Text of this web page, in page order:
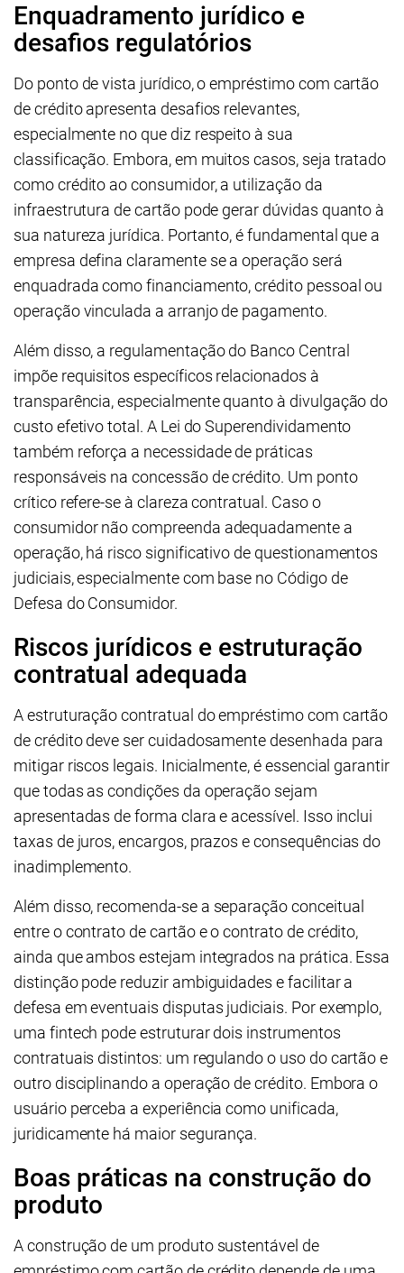
Enquadramento jurídico e
desafios regulatórios
Do ponto de vista jurídico, o empréstimo com cartão
de crédito apresenta desafios relevantes,
especialmente no que diz respeito à sua
classificação. Embora, em muitos casos, seja tratado
como crédito ao consumidor, a utilização da
infraestrutura de cartão pode gerar dúvidas quanto à
sua natureza jurídica. Portanto, é fundamental que a
empresa defina claramente se a operação será
enquadrada como financiamento, crédito pessoal ou
operação vinculada a arranjo de pagamento.
Além disso, a regulamentação do Banco Central
impõe requisitos específicos relacionados à
transparência, especialmente quanto à divulgação do
custo efetivo total. A Lei do Superendividamento
também reforça a necessidade de práticas
responsáveis na concessão de crédito. Um ponto
crítico refere-se à clareza contratual. Caso o
consumidor não compreenda adequadamente a
operação, há risco significativo de questionamentos
judiciais, especialmente com base no Código de
Defesa do Consumidor.
Riscos jurídicos e estruturação
contratual adequada
A estruturação contratual do empréstimo com cartão
de crédito deve ser cuidadosamente desenhada para
mitigar riscos legais. Inicialmente, é essencial garantir
que todas as condições da operação sejam
apresentadas de forma clara e acessível. Isso inclui
taxas de juros, encargos, prazos e consequências do
inadimplemento.
Além disso, recomenda-se a separação conceitual
entre o contrato de cartão e o contrato de crédito,
ainda que ambos estejam integrados na prática. Essa
distinção pode reduzir ambiguidades e facilitar a
defesa em eventuais disputas judiciais. Por exemplo,
uma fintech pode estruturar dois instrumentos
contratuais distintos: um regulando o uso do cartão e
outro disciplinando a operação de crédito. Embora o
usuário perceba a experiência como unificada,
juridicamente há maior segurança.
Boas práticas na construção do
produto
A construção de um produto sustentável de